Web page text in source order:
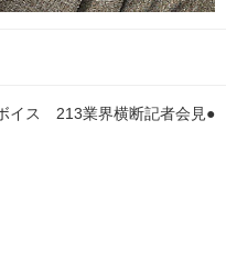
イス 213業界横断記者会見●